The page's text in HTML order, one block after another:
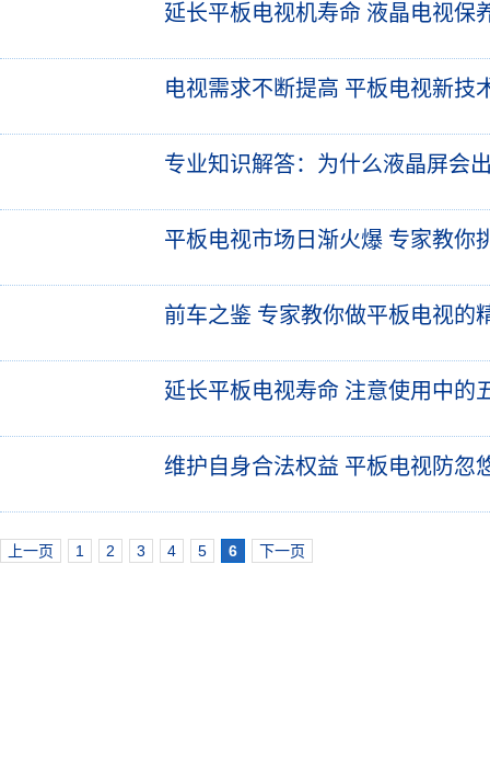
延长平板电视机寿命 液晶电视保
电视需求不断提高 平板电视新技
专业知识解答：为什么液晶屏会
平板电视市场日渐火爆 专家教你
前车之鉴 专家教你做平板电视的
延长平板电视寿命 注意使用中的
维护自身合法权益 平板电视防忽
上一页 1 2 3 4 5 6 下一页